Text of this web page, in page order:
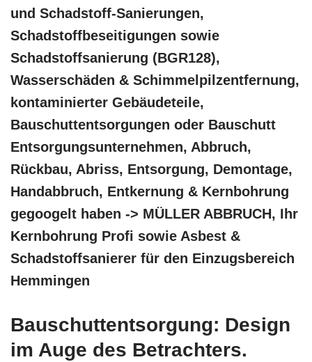
und Schadstoff-Sanierungen,
Schadstoffbeseitigungen sowie
Schadstoffsanierung (BGR128),
Wasserschäden & Schimmelpilzentfernung,
kontaminierter Gebäudeteile,
Bauschuttentsorgungen oder Bauschutt
Entsorgungsunternehmen, Abbruch,
Rückbau, Abriss, Entsorgung, Demontage,
Handabbruch, Entkernung & Kernbohrung
gegoogelt haben -> MÜLLER ABBRUCH, Ihr
Kernbohrung Profi sowie Asbest &
Schadstoffsanierer für den Einzugsbereich
Hemmingen
Bauschuttentsorgung: Design
im Auge des Betrachters.